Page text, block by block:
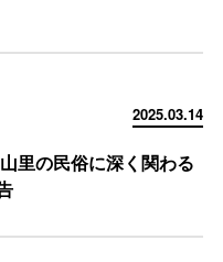
2025.03.14
里の民俗に深く関わる